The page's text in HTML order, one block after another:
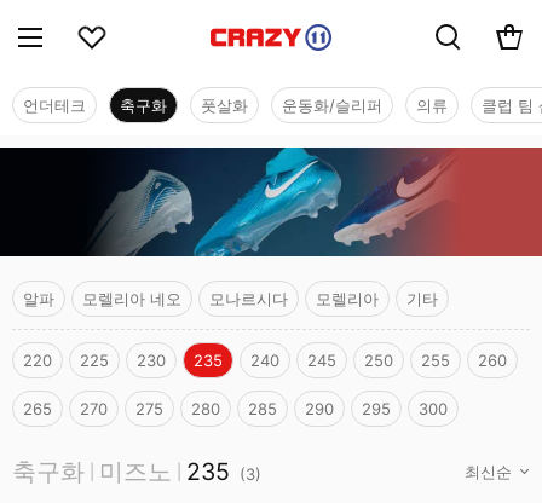
언더테크 축구화 풋살화 운동화/슬리퍼 의류 클럽 팀
알파 모렐리아 네오 모나르시다 모렐리아 기타
220 225 230 235 240 245 250 255 260
265 270 275 280 285 290 295 300
축구화 미즈노 235 (3)